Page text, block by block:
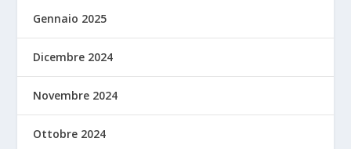
Gennaio 2025
Dicembre 2024
Novembre 2024
Ottobre 2024